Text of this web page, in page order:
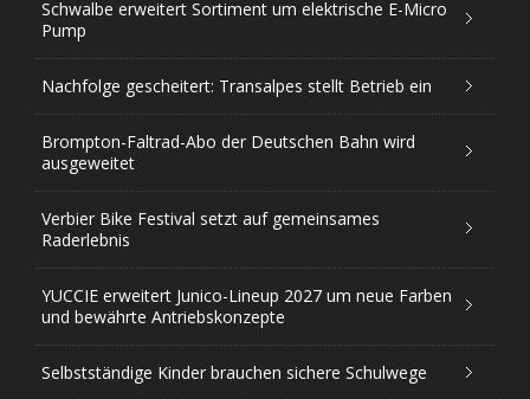
Schwalbe erweitert Sortiment um elektrische E-Micro
Pump
Nachfolge gescheitert: Transalpes stellt Betrieb ein
Brompton-Faltrad-Abo der Deutschen Bahn wird
ausgeweitet
Verbier Bike Festival setzt auf gemeinsames
Raderlebnis
YUCCIE erweitert Junico-Lineup 2027 um neue Farben
und bewährte Antriebskonzepte
Selbstständige Kinder brauchen sichere Schulwege